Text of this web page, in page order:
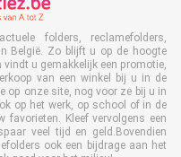
folders, reclamefolders,
België. Zo blijft u op de hoogte
u gemakkelijk een promotie,
van een winkel bij u in de
op onze site, nog voor ze bij u in
op het werk, op school of in de
favorieten. Kleef vervolgens een
veel tijd en geld.Bovendien
ook een bijdrage aan het